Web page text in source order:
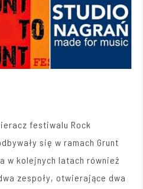
festiwalu Rock
się w ramach Grunt
w kolejnych latach również
zespoły, otwierające dwa